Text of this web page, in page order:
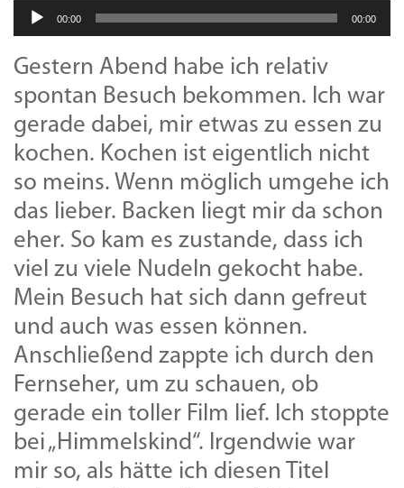
Audio-
Player
00:00 00:00
Gestern Abend habe ich relativ
spontan Besuch bekommen. Ich war
gerade dabei, mir etwas zu essen zu
kochen. Kochen ist eigentlich nicht
so meins. Wenn möglich umgehe ich
das lieber. Backen liegt mir da schon
eher. So kam es zustande, dass ich
viel zu viele Nudeln gekocht habe.
Mein Besuch hat sich dann gefreut
und auch was essen können.
Anschließend zappte ich durch den
Fernseher, um zu schauen, ob
gerade ein toller Film lief. Ich stoppte
bei „Himmelskind“. Irgendwie war
mir so, als hätte ich diesen Titel